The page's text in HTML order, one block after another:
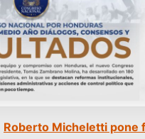
Roberto Micheletti pone